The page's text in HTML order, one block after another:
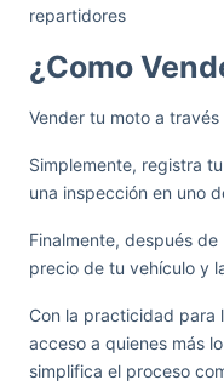
repartidores
¿Como
Vender tu moto a
Simplemente, registra
una inspección en uno
Finalmente, después
precio de tu vehículo y
Con la practicidad para
acceso a quienes más
simplifica el proceso